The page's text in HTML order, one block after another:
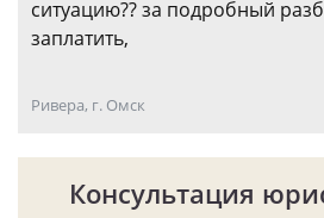
ситуацию?? за подробный
заплатить,
Ривера, г. Омск
Консультация